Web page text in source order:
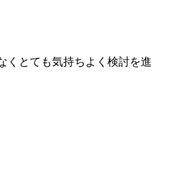
くとても気持ちよく検討を進